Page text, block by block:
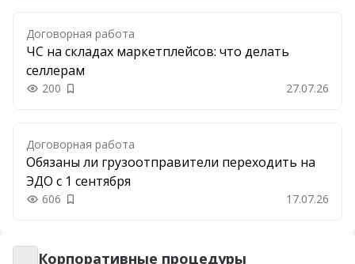
Договорная работа
ЧС на складах маркетплейсов: что делать
селлерам
200 Добавить в закладки 27.07.26
Договорная работа
Обязаны ли грузоотправители переходить на
ЭДО с 1 сентября
606 Добавить в закладки 17.07.26
Корпоративные процедуры